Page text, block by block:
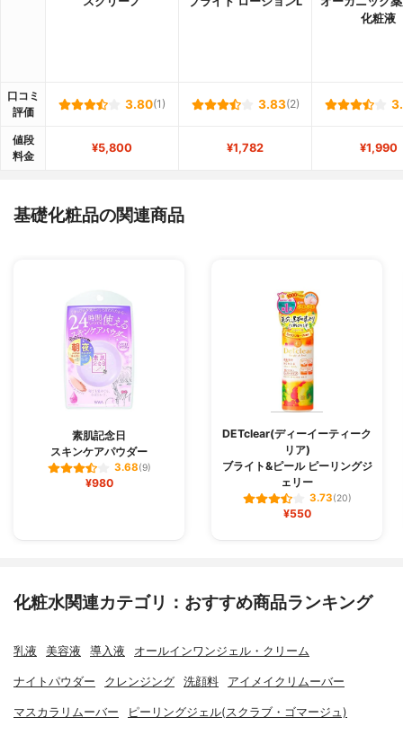
化粧液
口コミ
評価
3.80(1) 3.83(2)
値段
料金
¥5,800 ¥1,782 ¥1,990
基礎化粧品の関連商品
素肌記念日
スキンケアパウダー
3.68(9)
¥980
DETclear(ディーイーティーク
リア)
ブライト&ピール ピーリングジ
ェリー
3.73(20)
¥550
化粧水関連カテゴリ：おすすめ商品ランキング
乳液 美容液 導入液 オールインワンジェル・クリーム
ナイトパウダー クレンジング 洗顔料 アイメイクリムーバー
マスカラリムーバー ピーリングジェル(スクラブ・ゴマージュ)